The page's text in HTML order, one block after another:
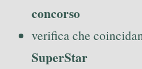
concorso
verifica che
SuperStar